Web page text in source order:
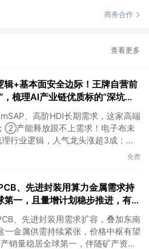
商务合作
查看更多
辑+基本面安全边际！王牌自营前
梳理AI产业链优质标的“深坑起
、高阶HDI长期需求，这家高端
②产能释放跟不上需求！电子布未
行业逻辑，人气龙头涨超3成；
气周期持续！这家公司扩产、涨免费
、先进封装用算力金属需求持
一，且量增计划稳步推进，有望
、先进封装用需求扩容，叠加东南
一金属供需持续紧张，价格中枢有望
销量稳居全球第一，伴随矿产资源